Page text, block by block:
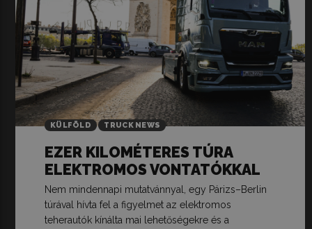
KÜLFÖLD TRUCK NEWS
EZER KILOMÉTERES TÚRA
ELEKTROMOS VONTATÓKKAL
Nem mindennapi mutatvánnyal, egy Párizs–Berlin
túrával hívta fel a figyelmet az elektromos
teherautók kínálta mai lehetőségekre és a